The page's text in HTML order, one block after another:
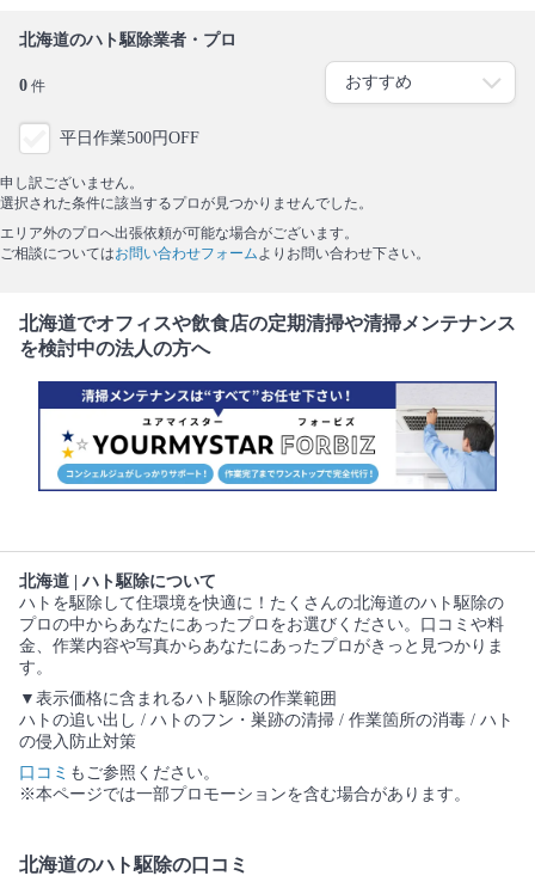
北海道のハト駆除業者・プロ
0 件
平日作業500円OFF
申し訳ございません。
選択された条件に該当するプロが見つかりませんでした。
エリア外のプロへ出張依頼が可能な場合がございます。
ご相談についてはお問い合わせフォーム よりお問い合わせ下さい。
北海道でオフィスや飲食店の定期清掃や清掃メンテナンス
を検討中の法人の方へ
北海道 | ハト駆除について
ハトを駆除して住環境を快適に！たくさんの北海道のハト駆除の
プロの中からあなたにあったプロをお選びください。口コミや料
金、作業内容や写真からあなたにあったプロがきっと見つかりま
す。
▼表示価格に含まれるハト駆除の作業範囲
ハトの追い出し / ハトのフン・巣跡の清掃 / 作業箇所の消毒 / ハト
の侵入防止対策
口コミ もご参照ください。
※本ページでは一部プロモーションを含む場合があります。
北海道のハト駆除の口コミ